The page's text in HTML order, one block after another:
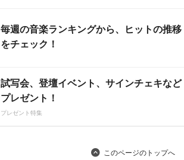
毎週の音楽ランキングから、ヒットの推移
をチェック！
試写会、登壇イベント、サインチェキなど
プレゼント！
プレゼント特集
このページのトップへ